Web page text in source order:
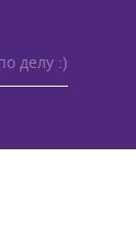
делу :)